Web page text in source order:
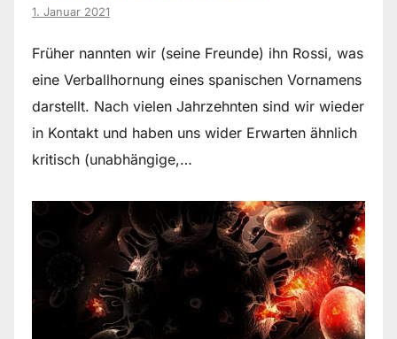
1. Januar 2021
Früher nannten wir (seine Freunde) ihn Rossi, was
eine Verballhornung eines spanischen Vornamens
darstellt. Nach vielen Jahrzehnten sind wir wieder
in Kontakt und haben uns wider Erwarten ähnlich
kritisch (unabhängige,…